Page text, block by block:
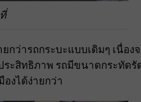
ว่ารถกระบะแบบเดิมๆ เนื่อง
ะสิทธิภาพ รถมีขนาดกระทัด
งได้ง่ายกว่า